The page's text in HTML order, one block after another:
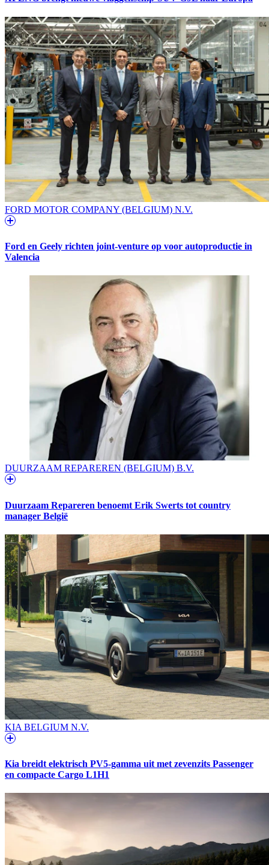
FORD MOTOR COMPANY (BELGIUM) N.V.
Ford en Geely richten joint-venture op voor autoproductie in
Valencia
DUURZAAM REPAREREN (BELGIUM) B.V.
Duurzaam Repareren benoemt Erik Swerts tot country
manager België
KIA BELGIUM N.V.
Kia breidt elektrisch PV5-gamma uit met zevenzits Passenger
en compacte Cargo L1H1